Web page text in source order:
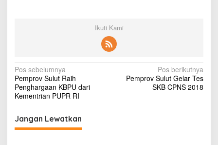
Ikuti Kami
N
a
v
i
g
Pos sebelumnya
Pemprov Sulut Raih
Penghargaan KBPU dari
Kementrian PUPR RI
Pos berikutnya
Pemprov Sulut Gelar Tes
SKB CPNS 2018
Jangan Lewatkan